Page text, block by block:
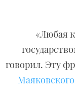
«Любая
говорил. Эту